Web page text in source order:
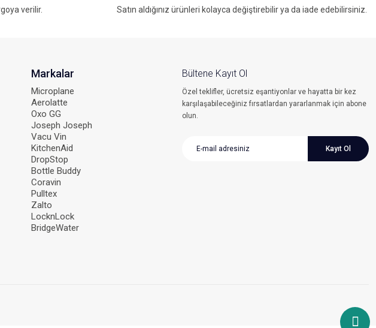
verilir. Satın aldığınız ürünleri kolayca değiştirebilir ya da iade edebilirsiniz.
Markalar
Microplane
Aerolatte
Oxo GG
Joseph Joseph
Vacu Vin
KitchenAid
DropStop
Bottle Buddy
Coravin
Pulltex
Zalto
LocknLock
BridgeWater
Bültene Kayıt Ol
Özel teklifler, ücretsiz eşantiyonlar ve hayatta bir kez
karşılaşabileceğiniz fırsatlardan yararlanmak için abone
olun.
Kayıt Ol